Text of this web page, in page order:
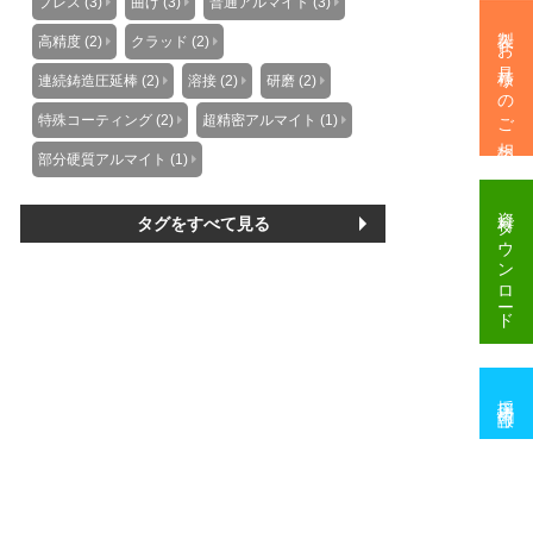
高精度 (2) クラッド (2)
連続鋳造圧延棒 (2) 溶接 (2) 研磨 (2)
特殊コーティング (2) 超精密アルマイト (1)
部分硬質アルマイト (1)
タグをすべて見る
製作・お見積りのご相談
ダウンロード